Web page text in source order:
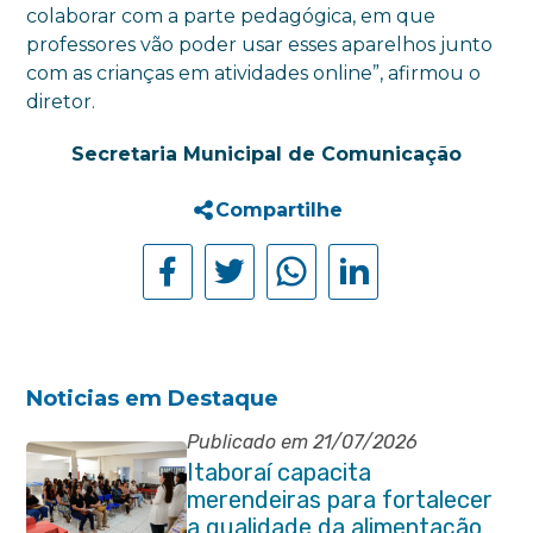
colaborar com a parte pedagógica, em que
professores vão poder usar esses aparelhos junto
com as crianças em atividades online”, afirmou o
diretor.
Secretaria Municipal de Comunicação
Compartilhe
Noticias em Destaque
Publicado em 21/07/2026
Itaboraí capacita
merendeiras para fortalecer